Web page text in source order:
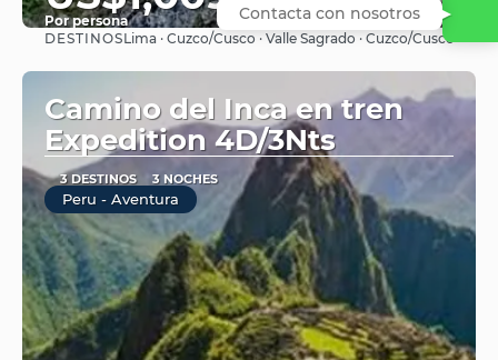
Por persona
Ver
DESTINOSLima · Cuzco/Cusco · Valle Sagrado · Cuzco/Cusco
Camino del Inca en tren
Expedition 4D/3Nts
3 DESTINOS 3 NOCHES
Peru - Aventura